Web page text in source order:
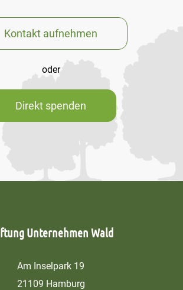
Kontakt aufnehmen
oder
Direkt spenden
Unternehmen Wald
Am Inselpark 19
21109 Hamburg